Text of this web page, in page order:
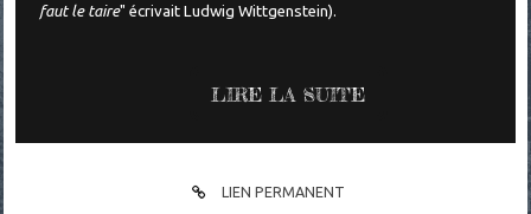
faut le taire" écrivait Ludwig Wittgenstein).
LIRE LA SUITE
LIEN PERMANENT